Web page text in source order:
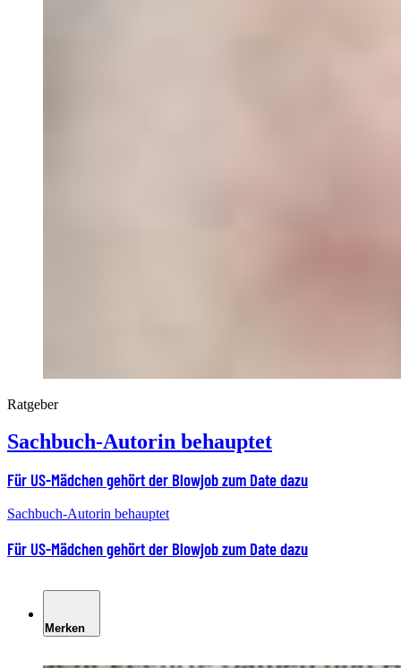
Ratgeber
Sachbuch-Autorin behauptet
Für US-Mädchen gehört der Blowjob zum Date dazu
Sachbuch-Autorin behauptet
Für US-Mädchen gehört der Blowjob zum Date dazu
Merken